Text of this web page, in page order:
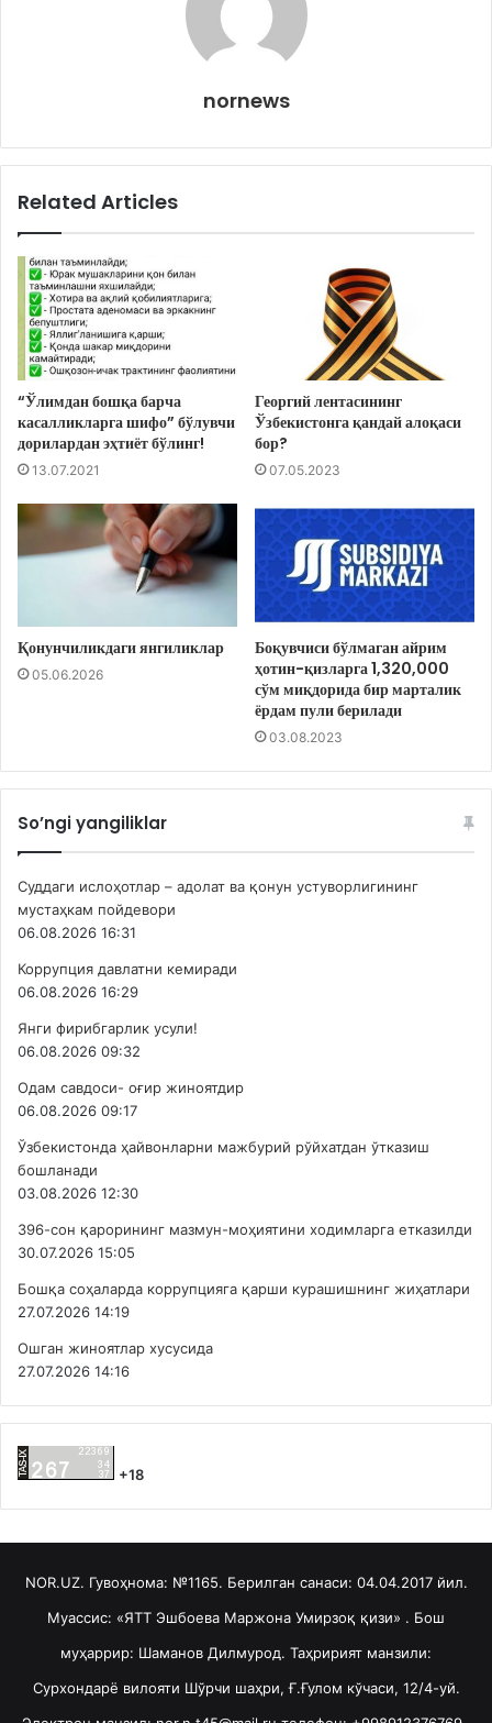
nornews
Related Articles
“Ўлимдан бошқа барча
касалликларга шифо” бўлувчи
дорилардан эҳтиёт бўлинг!
13.07.2021
Георгий лентасининг
Ўзбекистонга қандай алоқаси
бор?
07.05.2023
Қонунчиликдаги янгиликлар
05.06.2026
Боқувчиси бўлмаган айрим
ҳотин-қизларга 1,320,000
сўм миқдорида бир марталик
ёрдам пули берилади
03.08.2023
So’ngi yangiliklar
Суддаги ислоҳотлар – адолат ва қонун устуворлигининг
мустаҳкам пойдевори
06.08.2026 16:31
Коррупция давлатни кемиради
06.08.2026 16:29
Янги фирибгарлик усули!
06.08.2026 09:32
Одам савдоси- оғир жиноятдир
06.08.2026 09:17
Ўзбекистонда ҳайвонларни мажбурий рўйхатдан ўтказиш
бошланади
03.08.2026 12:30
396-сон қарорининг мазмун-моҳиятини ходимларга етказилди
30.07.2026 15:05
Бошқа соҳаларда коррупцияга қарши курашишнинг жиҳатлари
27.07.2026 14:19
Ошган жиноятлар хусусида
27.07.2026 14:16
+18
NOR.UZ. Гувоҳнома: №1165. Берилган санаси: 04.04.2017 йил.
Муассис: «ЯТТ Эшбоева Маржона Умирзоқ қизи» . Бош
муҳаррир: Шаманов Дилмурод. Таҳририят манзили:
Сурхондарё вилояти Шўрчи шаҳри, Ғ.Ғулом кўчаси, 12/4-уй.